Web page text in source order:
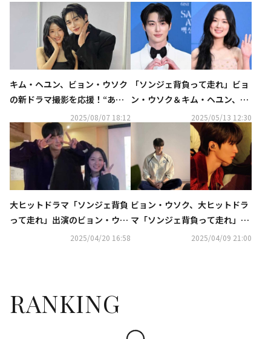
キム・ヘユン、ビョン・ウソク
の新ドラマ撮影を応援！“ある
アイテム”ゲットに大喜び
2025/08/07 18:12
「ソンジェ背負って走れ」ビョ
ン・ウソク＆キム・ヘユン、そ
れぞれが演じたキャラクターに
深い愛情…ビデオレターを公開
2025/05/13 12:30
大ヒットドラマ「ソンジェ背負
って走れ」出演のビョン・ウソ
ク＆キム・ヘユンが再会！ツー
2025/04/20 16:58
ビョン・ウソク、大ヒットドラ
マ「ソンジェ背負って走れ」未
公開ショットを一挙公開！
2025/04/09 21:00
RANKING